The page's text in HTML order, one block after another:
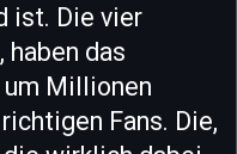
ist. Die vier
das
Millionen
Fans. Die,